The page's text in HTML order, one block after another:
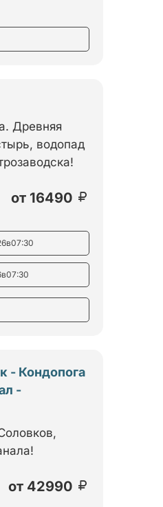
Древняя
водопад
от 16490
в07:30
в07:30
- Кондопога
-
от 42990